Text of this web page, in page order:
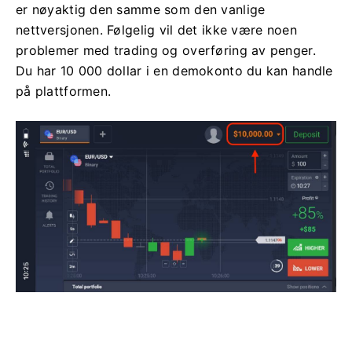
er nøyaktig den samme som den vanlige
nettversjonen. Følgelig vil det ikke være noen
problemer med trading og overføring av penger.
Du har 10 000 dollar i en demokonto du kan handle
på plattformen.